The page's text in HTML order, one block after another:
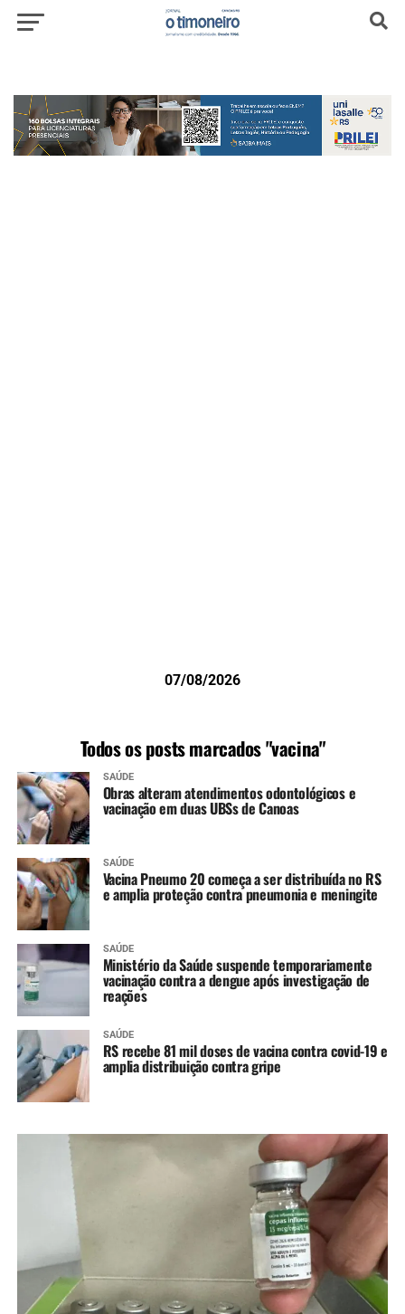
07/08/2026
Todos os posts marcados "vacina"
SAÚDE
Obras alteram atendimentos odontológicos e
vacinação em duas UBSs de Canoas
SAÚDE
Vacina Pneumo 20 começa a ser distribuída no RS
e amplia proteção contra pneumonia e meningite
SAÚDE
Ministério da Saúde suspende temporariamente
vacinação contra a dengue após investigação de
reações
SAÚDE
RS recebe 81 mil doses de vacina contra covid-19 e
amplia distribuição contra gripe